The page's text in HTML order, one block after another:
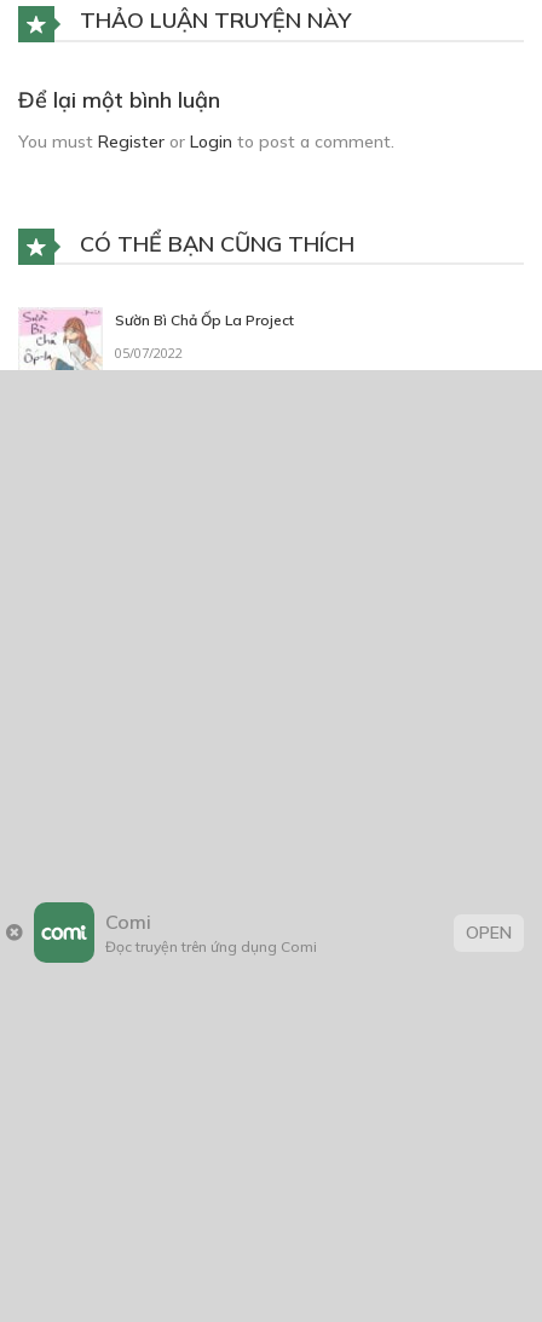
THẢO LUẬN TRUYỆN NÀY
Để lại một bình luận
You must Register or Login to post a comment.
CÓ THỂ BẠN CŨNG THÍCH
Sườn Bì Chả Ốp La Project
05/07/2022
Thẻ:
Hài Hước, Lãng Mạn ; tình cảm truyện chữ
Comi
Đọc truyện trên ứng dụng Comi
OPEN